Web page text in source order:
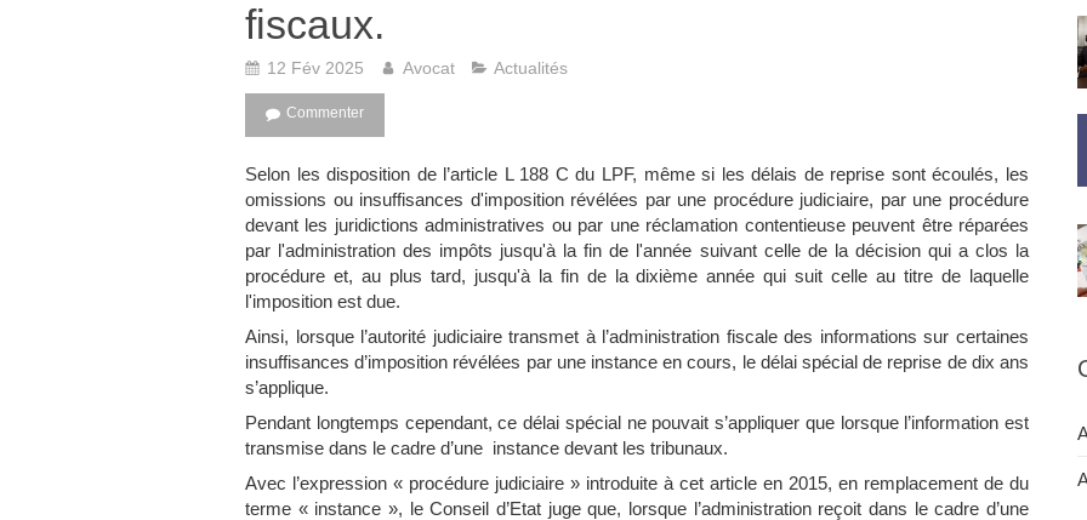
fiscaux.
12 Fév 2025 Avocat Actualités
Commenter
Selon les disposition de l’article L 188 C du LPF, même si les délais de reprise sont écoulés, les
omissions ou insuffisances d'imposition révélées par une procédure judiciaire, par une procédure
devant les juridictions administratives ou par une réclamation contentieuse peuvent être réparées
par l'administration des impôts jusqu'à la fin de l'année suivant celle de la décision qui a clos la
procédure et, au plus tard, jusqu'à la fin de la dixième année qui suit celle au titre de laquelle
l'imposition est due.
Ainsi, lorsque l’autorité judiciaire transmet à l’administration fiscale des informations sur certaines
insuffisances d’imposition révélées par une instance en cours, le délai spécial de reprise de dix ans
s’applique.
Pendant longtemps cependant, ce délai spécial ne pouvait s’appliquer que lorsque l’information est
transmise dans le cadre d’une instance devant les tribunaux.
Avec l’expression « procédure judiciaire » introduite à cet article en 2015, en remplacement de du
terme « instance », le Conseil d’Etat juge que, lorsque l’administration reçoit dans le cadre d’une